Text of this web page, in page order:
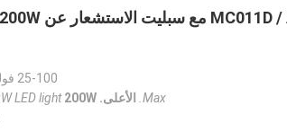
25-100 فولت تيار مستمر
Max. الأعلى. LED light 200W مصباح ليد